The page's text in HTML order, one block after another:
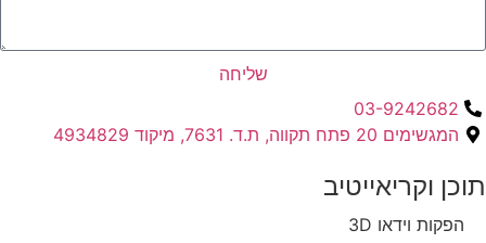
שליחה
03-9242682
המגשימים 20 פתח תקווה, ת.ד. 7631, מיקוד 4934829
תוכן וקריאייטיב ​
הפקות וידאו 3D